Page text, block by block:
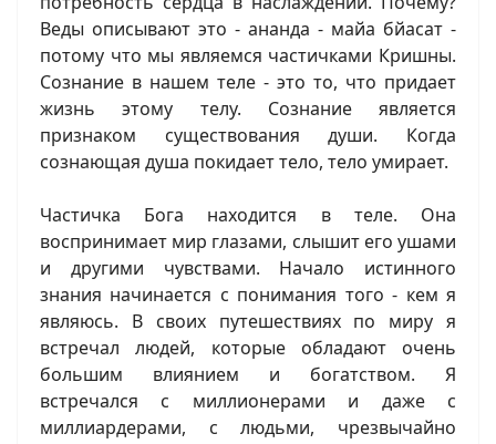
Веды описывают это - ананда - майа бйасат -
потому что мы являемся частичками Кришны.
Сознание в нашем теле - это то, что придает
жизнь этому телу. Сознание является
признаком существования души. Когда
сознающая душа покидает тело, тело умирает.
Частичка Бога находится в теле. Она
воспринимает мир глазами, слышит его ушами
и другими чувствами. Начало истинного
знания начинается с понимания того - кем я
являюсь. В своих путешествиях по миру я
встречал людей, которые обладают очень
большим влиянием и богатством. Я
встречался с миллионерами и даже с
миллиардерами, с людьми, чрезвычайно